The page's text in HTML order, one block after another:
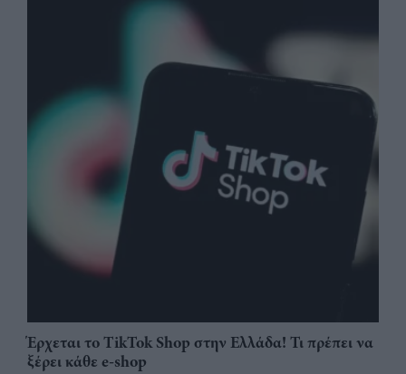
Έρχεται το TikTok Shop στην Ελλάδα! Τι πρέπει να
ξέρει κάθε e-shop